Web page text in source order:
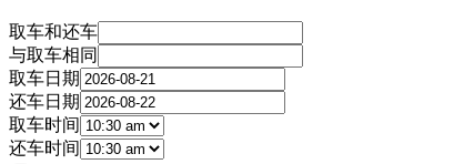
取车和还车
与取车相同
取车日期
还车日期
取车时间
还车时间